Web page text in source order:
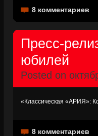
8 комментариев
Пресс-
юбилей
Posted on
«Классическая «АРИЯ»:
8 комментариев